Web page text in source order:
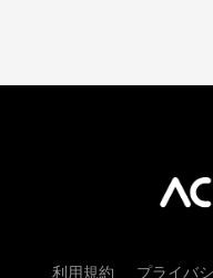
利用規約 プライバ